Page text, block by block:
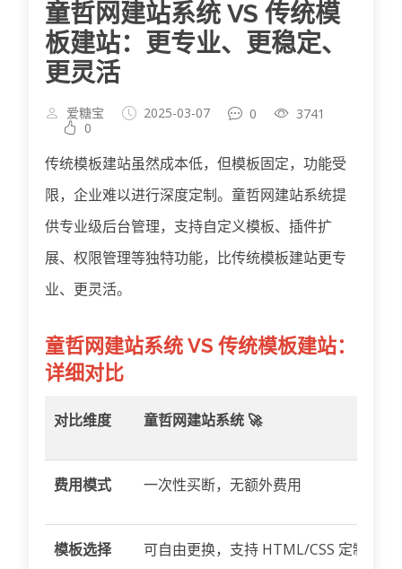
童哲网建站系统 VS 传统模
板建站：更专业、更稳定、
更灵活
爱糖宝 2025-03-07 0
3741
0
传统模板建站虽然成本低，但模板固定，功能受
限，企业难以进行深度定制。童哲网建站系统提
供专业级后台管理，支持自定义模板、插件扩
展、权限管理等独特功能，比传统模板建站更专
业、更灵活。
童哲网建站系统 VS 传统模板建站：
详细对比
对比维度 童哲网建站系统 🚀
费用模式 一次性买断，无额外费用
模板选择 可自由更换，支持 HTML/CSS 定制